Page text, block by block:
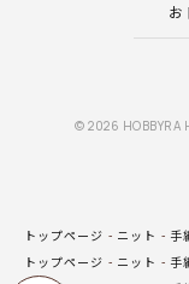
© 2026 HOBBYRA
トップページ ニット 手
トップページ
ニット 手